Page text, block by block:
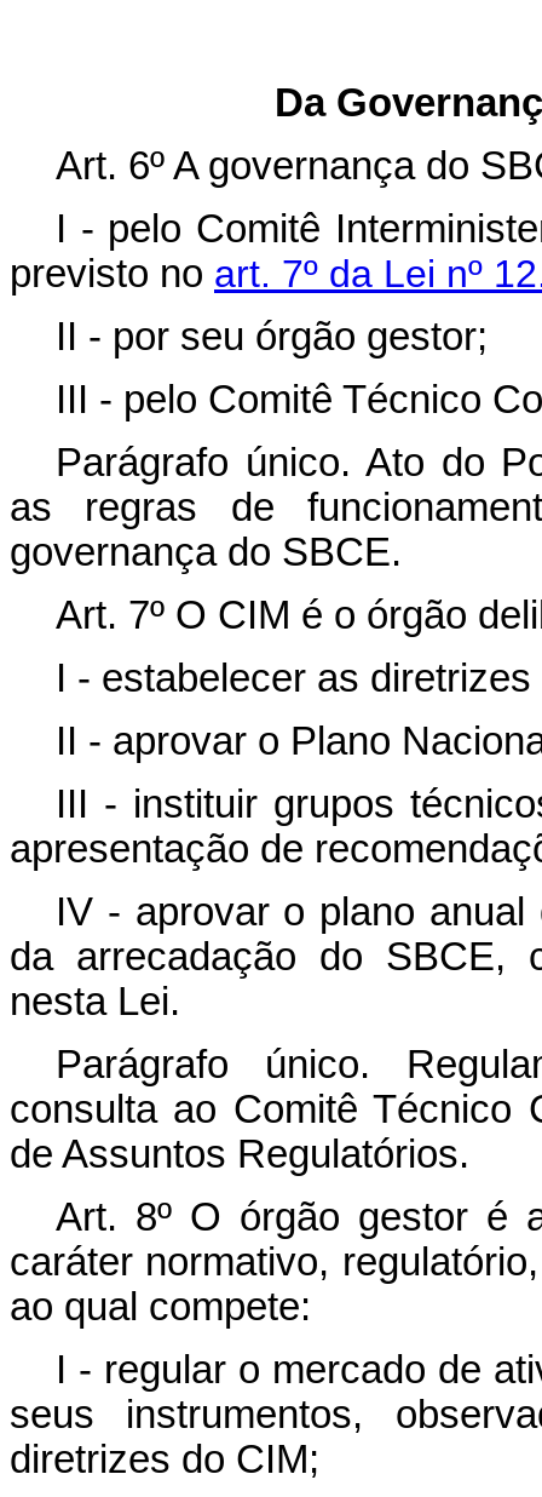
Da
Art. 6º A governança do
I - pelo Comitê
previsto no art. 7º da Lei nº
II - por seu órgão gestor;
III - pelo Comitê Técnico
Parágrafo único. Ato do
as regras de
governança do SBCE.
Art. 7º O CIM é o órgão
I - estabelecer as
II - aprovar o Plano
III - instituir grupos
apresentação de
IV - aprovar o plano
da arrecadação do SBCE,
nesta Lei.
Parágrafo único.
consulta ao Comitê Técnico
de Assuntos Regulatórios.
Art. 8º O órgão gestor é
caráter normativo,
ao qual compete:
I - regular o mercado de
seus instrumentos,
diretrizes do CIM;